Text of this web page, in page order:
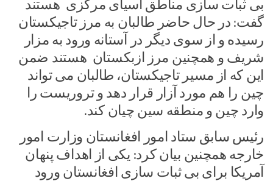
بی ثبات سازی مناطق آسیای مرکزی هستند
گفت: در حال حاضر طالبان به مرز تاجیکستان
رسیده و از سوی دیگر در آستانه ورود به مزار
شریف و همچنین مرز ازبکستان هستند ضمن
این که از مسیر تاجیکستان، طالبان می تواند
چین را هم مورد آزار قرار دهد و تروریست را
وارد چین و منطقه سین چیان کند.
رئیس سابق ستاد امور افغانستان وزارت امور
خارجه همچنین بیان کرد: یکی از اهداف پنهان
آمریکا برای بی ثبات سازی افغانستان ورود